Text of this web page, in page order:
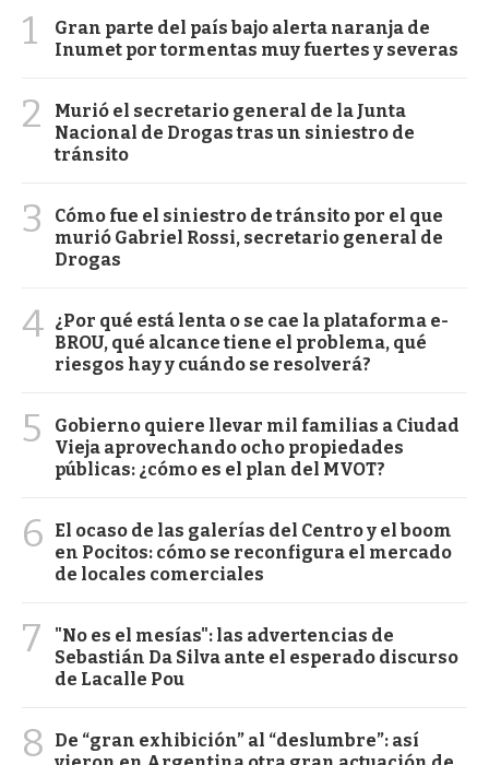
1
Gran parte del país bajo alerta naranja de
Inumet por tormentas muy fuertes y severas
2
Murió el secretario general de la Junta
Nacional de Drogas tras un siniestro de
tránsito
3
Cómo fue el siniestro de tránsito por el que
murió Gabriel Rossi, secretario general de
Drogas
4 ¿Por qué está lenta o se cae la plataforma e-
BROU, qué alcance tiene el problema, qué
riesgos hay y cuándo se resolverá?
5
Gobierno quiere llevar mil familias a Ciudad
Vieja aprovechando ocho propiedades
públicas: ¿cómo es el plan del MVOT?
6
El ocaso de las galerías del Centro y el boom
en Pocitos: cómo se reconfigura el mercado
de locales comerciales
7
"No es el mesías": las advertencias de
Sebastián Da Silva ante el esperado discurso
de Lacalle Pou
8
De “gran exhibición” al “deslumbre”: así